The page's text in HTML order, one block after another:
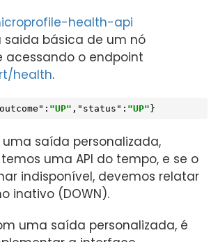
health-api
saida básica de um nó
acessando o endpoint
health.
: "UP" , "status" : "UP"}
saída personalizada,
uma API do tempo, e se o
indisponível, devemos relatar
inativo (DOWN).
uma saída personalizada, é